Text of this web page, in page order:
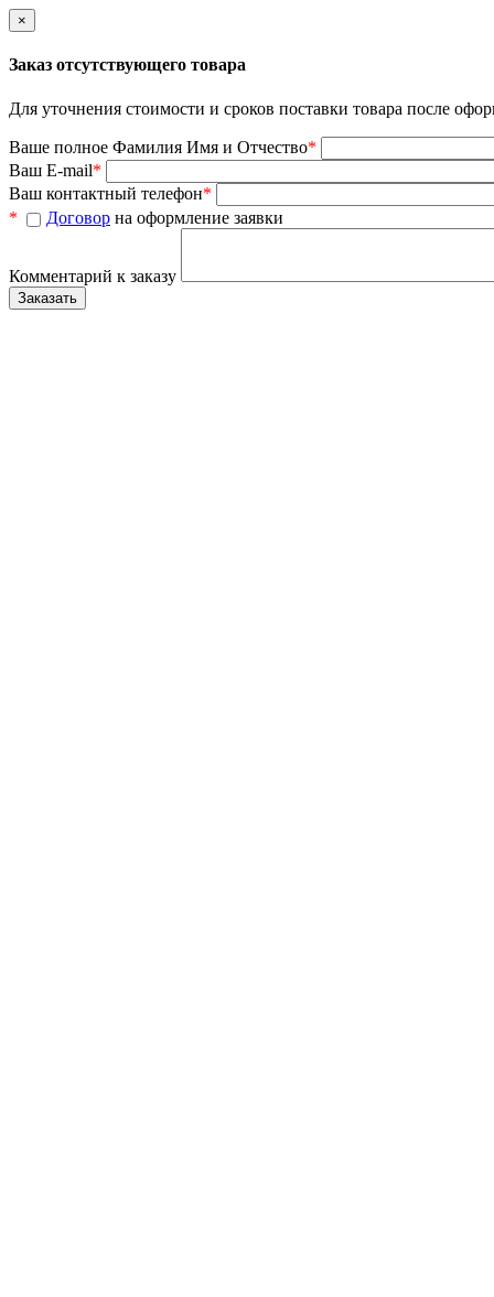
×
Заказ отсутствующего товара
Для уточнения стоимости и сроков поставки товара после
Ваше полное Фамилия Имя и Отчество*
Ваш E-mail*
Ваш контактный телефон*
*
Договор на оформление заявки
Комментарий к заказу